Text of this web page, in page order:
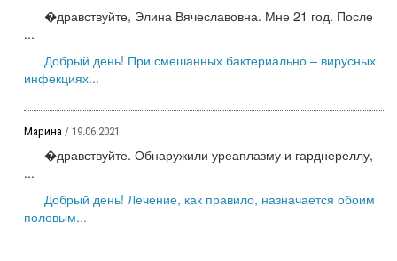
�дравствуйте, Элина Вячеславовна. Мне 21 год. После
...
Добрый день! При смешанных бактериально – вирусных
инфекциях...
Марина / 19.06.2021
�дравствуйте. Обнаружили уреаплазму и гарднереллу,
...
Добрый день! Лечение, как правило, назначается обоим
половым...